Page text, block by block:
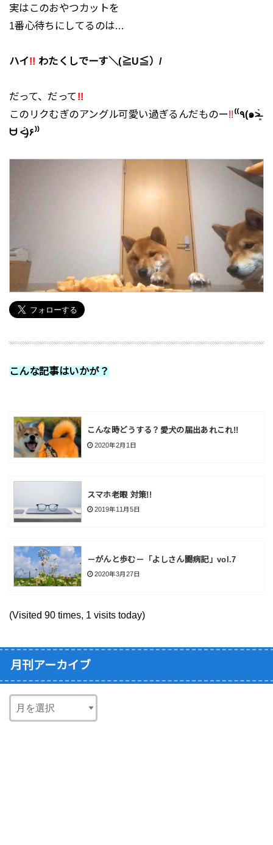
実はこのおやつカットを
1番心待ちにしてるのは…
ハイ!! わたくしでーす＼(≧U≦）/
だって、だって!!
このリクむぎのアングル可愛い過ぎるんだものー!!⁽⁽٩(๑˃̶͈̀
ᗨ ˂̶͈́)۶⁾⁾
こんな記事はいかが？
こんな時どうする？愛犬の届出あれこれ!!
2020年2月1日
スマホ老眼 対策!!
2019年11月5日
－がんと歩む－「よしさん闘病記」vol.7
2020年3月27日
(Visited 90 times, 1 visits today)
月刊アーカイブ